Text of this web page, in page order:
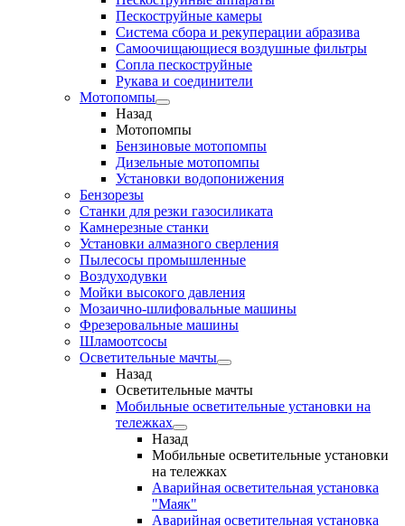
Пескоструйные камеры
Система сбора и рекуперации абразива
Самоочищающиеся воздушные фильтры
Сопла пескоструйные
Рукава и соединители
Мотопомпы
Назад
Мотопомпы
Бензиновые мотопомпы
Дизельные мотопомпы
Установки водопонижения
Бензорезы
Станки для резки газосиликата
Камнерезные станки
Установки алмазного сверления
Пылесосы промышленные
Воздуходувки
Мойки высокого давления
Мозаично-шлифовальные машины
Фрезеровальные машины
Шламоотсосы
Осветительные мачты
Назад
Осветительные мачты
Мобильные осветительные установки на
тележках
Назад
Мобильные осветительные установки
на тележках
Аварийная осветительная установка
"Маяк"
Аварийная осветительная установка